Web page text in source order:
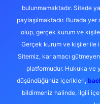
bulunmamaktadır. Sitede
paylaşılmaktadır. Burada
olup, gerçek kurum ve
Gerçek kurum ve kişiler ile
Sitemiz, kar amacı
platformudur. Hukuka ve
düşündüğünüz içerikleri,
bildirmeniz halinde, ilgili